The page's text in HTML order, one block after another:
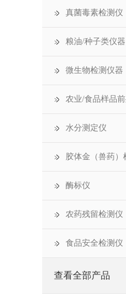
真菌毒素检测仪
粮油/种子类仪器
微生物检测仪器
农业/食品样品
水分测定仪
胶体金（兽药）
酶标仪
农药残留检测仪
食品安全检测仪
查看全部产品